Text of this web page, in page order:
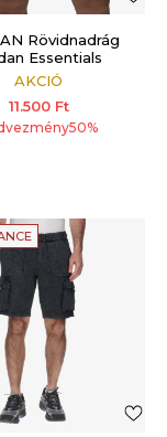
Rövidnadrág
Essentials
AKCIÓ
11.500 Ft
50%